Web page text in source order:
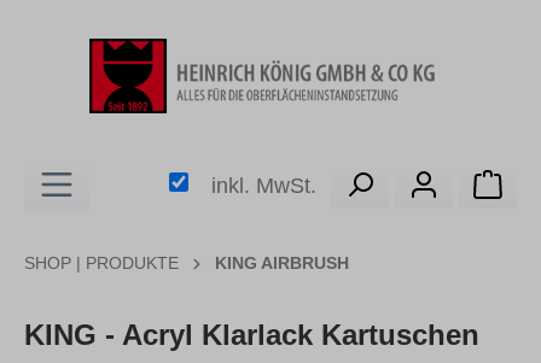
inkl. MwSt.
SHOP | PRODUKTE KING AIRBRUSH
KING - Acryl Klarlack Kartuschen